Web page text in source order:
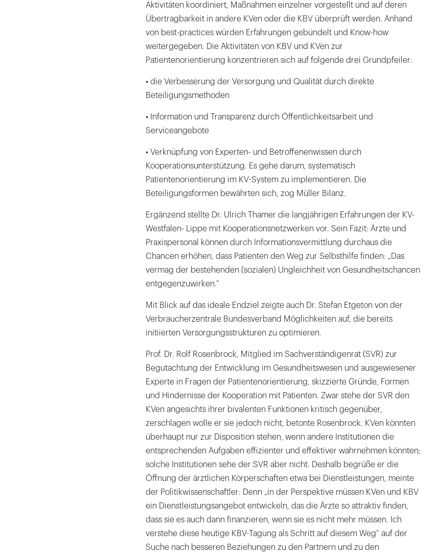
Aktivitäten koordiniert, Maßnahmen einzelner vorgestellt und auf deren
Übertragbarkeit in andere KVen oder die KBV überprüft werden. Anhand
von best-practices würden Erfahrungen gebündelt und Know-how
weitergegeben. Die Aktivitäten von KBV und KVen zur
Patientenorientierung konzentrieren sich auf folgende drei Grundpfeiler:
• die Verbesserung der Versorgung und Qualität durch direkte
Beteiligungsmethoden
• Information und Transparenz durch Öffentlichkeitsarbeit und
Serviceangebote
• Verknüpfung von Experten- und Betroffenenwissen durch
Kooperationsunterstützung. Es gehe darum, systematisch
Patientenorientierung im KV-System zu implementieren. Die
Beteiligungsformen bewährten sich, zog Müller Bilanz.
Ergänzend stellte Dr. Ulrich Thamer die langjährigen Erfahrungen der KV-
Westfalen- Lippe mit Kooperationsnetzwerken vor. Sein Fazit: Ärzte und
Praxispersonal können durch Informationsvermittlung durchaus die
Chancen erhöhen, dass Patienten den Weg zur Selbsthilfe finden: „Das
vermag der bestehenden (sozialen) Ungleichheit von Gesundheitschancen
entgegenzuwirken.“
Mit Blick auf das ideale Endziel zeigte auch Dr. Stefan Etgeton von der
Verbraucherzentrale Bundesverband Möglichkeiten auf, die bereits
initiierten Versorgungsstrukturen zu optimieren.
Prof. Dr. Rolf Rosenbrock, Mitglied im Sachverständigenrat (SVR) zur
Begutachtung der Entwicklung im Gesundheitswesen und ausgewiesener
Experte in Fragen der Patientenorientierung, skizzierte Gründe, Formen
und Hindernisse der Kooperation mit Patienten. Zwar stehe der SVR den
KVen angesichts ihrer bivalenten Funktionen kritisch gegenüber,
zerschlagen wolle er sie jedoch nicht, betonte Rosenbrock. KVen könnten
überhaupt nur zur Disposition stehen, wenn andere Institutionen die
entsprechenden Aufgaben effizienter und effektiver wahrnehmen könnten;
solche Institutionen sehe der SVR aber nicht. Deshalb begrüße er die
Öffnung der ärztlichen Körperschaften etwa bei Dienstleistungen, meinte
der Politikwissenschaftler: Denn „in der Perspektive müssen KVen und KBV
ein Dienstleistungsangebot entwickeln, das die Ärzte so attraktiv finden,
dass sie es auch dann finanzieren, wenn sie es nicht mehr müssen. Ich
verstehe diese heutige KBV-Tagung als Schritt auf diesem Weg“ auf der
Suche nach besseren Beziehungen zu den Partnern und zu den